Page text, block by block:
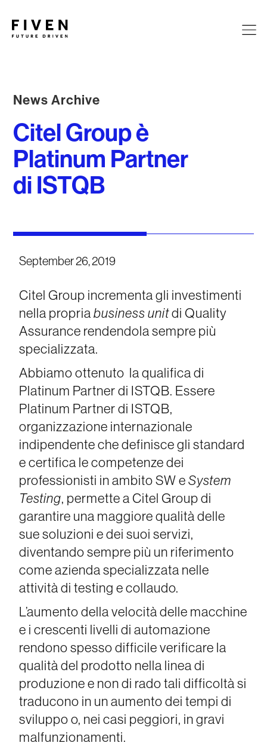
News Archive
Citel Group è
Platinum Partner
di ISTQB
September 26, 2019
Citel Group incrementa gli investimenti
nella propriabusiness unitdi Quality
Assurance rendendola sempre più
specializzata.
Abbiamo ottenuto la qualifica di
Platinum Partner di ISTQB. Essere
Platinum Partner di ISTQB,
organizzazione internazionale
indipendente che definisce gli standard
e certifica le competenze dei
professionisti in ambito SW eSystem
Testing, permette a Citel Group di
garantire una maggiore qualità delle
sue soluzioni e dei suoi servizi,
diventando sempre più un riferimento
come azienda specializzata nelle
attività di testing e collaudo.
L’aumento della velocità delle macchine
e i crescenti livelli di automazione
rendono spesso difficile verificare la
qualità del prodotto nella linea di
produzione e non di rado tali difficoltà si
traducono in un aumento dei tempi di
sviluppo o, nei casi peggiori, in gravi
malfunzionamenti.